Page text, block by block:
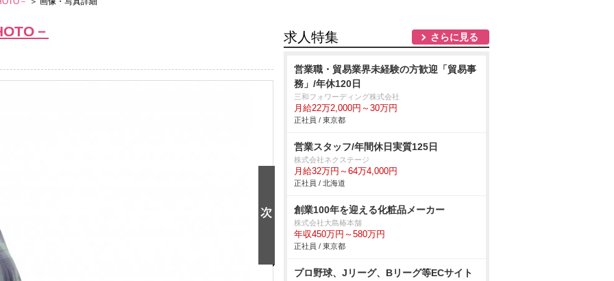
－ 求人特集 さらに見る
営業職・貿易業界未経験の方歓迎「貿易事
務」/年休120日
三和フォワーディング株式会社
月給22万2,000円～30万円
正社員 / 東京都
営業スタッフ/年間休日実質125日
株式会社ネクステージ
月給32万円～64万4,000円
正社員 / 北海道
創業100年を迎える化粧品メーカー
株式会社大島椿本舗
年収450万円～580万円
正社員 / 東京都
プロ野球、Jリーグ、Bリーグ等ECサイト